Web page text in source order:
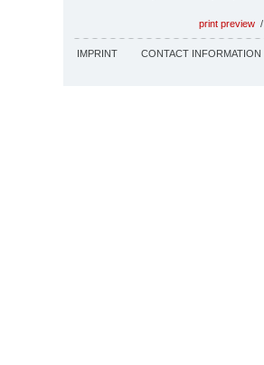
print preview /
IMPRINT CONTACT INFORMATION